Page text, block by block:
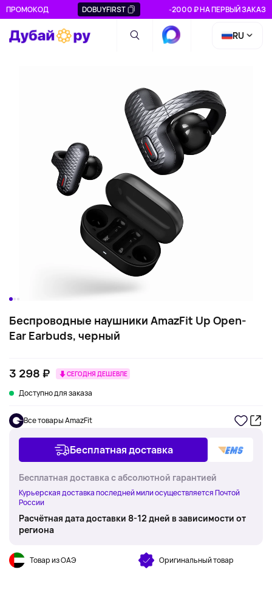
ПРОМОКОД DOBUYFIRST -2000 ₽ НА ПЕРВЫЙ ЗАКАЗ
RU
Беспроводные наушники AmazFit Up Open-
Ear Earbuds, черный
3 298 ₽ СЕГОДНЯ ДЕШЕВЛЕ
Доступно для заказа
Все товары AmazFit
Бесплатная доставка
Бесплатная доставка с абсолютной гарантией
Курьерская доставка последней мили осуществляется Почтой
России
Расчётная дата доставки 8-12 дней в зависимости от
региона
Товар из ОАЭ Оригинальный товар